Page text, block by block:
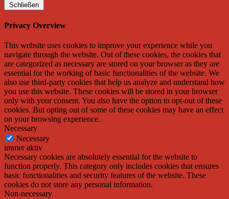
Schließen
Privacy Overview
This website uses cookies to improve your experience while you
navigate through the website. Out of these cookies, the cookies that
are categorized as necessary are stored on your browser as they are
essential for the working of basic functionalities of the website. We
also use third-party cookies that help us analyze and understand how
you use this website. These cookies will be stored in your browser
only with your consent. You also have the option to opt-out of these
cookies. But opting out of some of these cookies may have an effect
on your browsing experience.
Necessary
Necessary
immer aktiv
Necessary cookies are absolutely essential for the website to
function properly. This category only includes cookies that ensures
basic functionalities and security features of the website. These
cookies do not store any personal information.
Non-necessary